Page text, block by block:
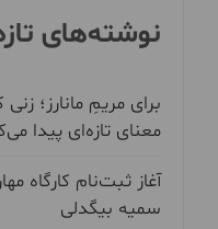
نوشته‌های
برای مریمِ مانارز؛
معنای تازه‌ای پیدا
آغاز ثبت‌نام کارگاه
سمیه بیگدلی